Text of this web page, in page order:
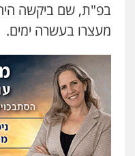
עו"ד
פלילי
משרד
פלילי
בפ"ת, שם ביקשה
מעצרו בעשרה ימים.